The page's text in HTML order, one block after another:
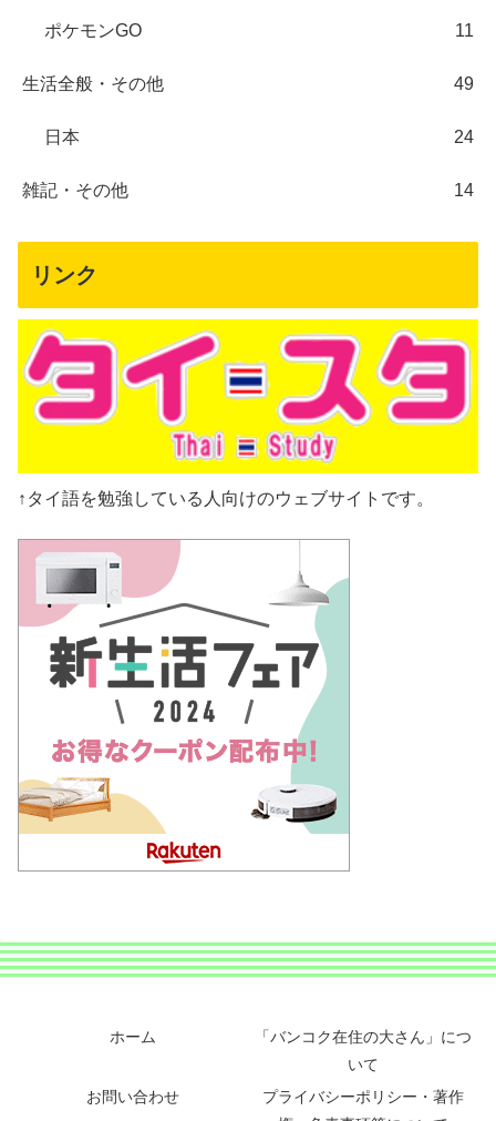
ポケモンGO 11
生活全般・その他 49
日本 24
雑記・その他 14
リンク
↑タイ語を勉強している人向けのウェブサイトです。
ホーム
「バンコク在住の大さん」につ
いて
お問い合わせ
プライバシーポリシー・著作